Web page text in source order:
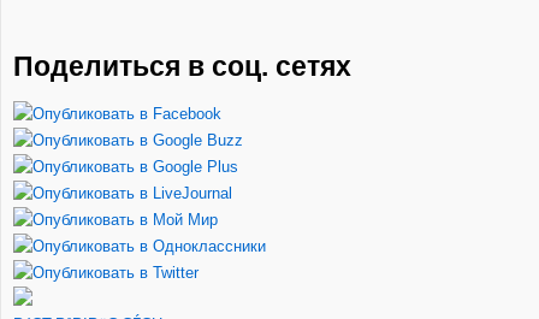
Поделиться в соц. сетях